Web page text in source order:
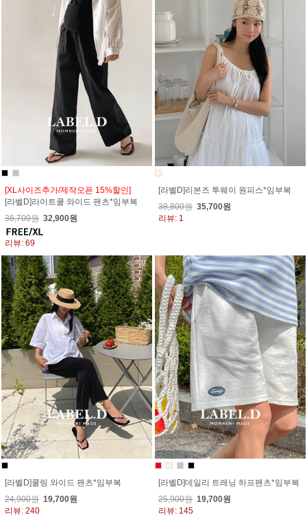
[XL사이즈추가/제작오픈 15%할인]
[라벨D]라이트쿨 와이드 팬츠*임부복
36,700원 32,900원
리뷰: 69
[라벨D]리본즈 투웨이 원피스*임부복
38,800원 35,700원
리뷰: 1
[라벨D]쿨링 와이드 팬츠*임부복
24,900원 19,700원
리뷰: 240
[라벨D]데일리 트레닝 하프팬츠*임부복
25,900원 19,700원
리뷰: 145